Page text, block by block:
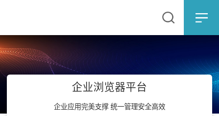
企业浏览器平台
企业应用完美支撑 统一管理安全高效